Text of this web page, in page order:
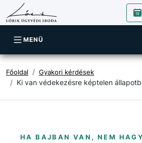
MENÜ
Főoldal Gyakori kérdések
Ki van védekezésre képtelen
HA BAJBAN VAN, NEM